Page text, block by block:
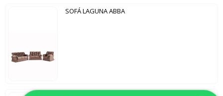
SOFÁ LAGUNA ABBA